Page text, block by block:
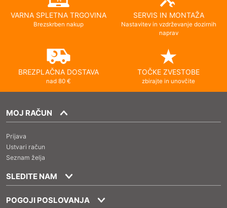
VARNA SPLETNA TRGOVINA
Brezskrben nakup
SERVIS IN MONTAŽA
Nastavitev in vzdrževanje dozirnih
naprav
BREZPLAČNA DOSTAVA
nad 80 €
TOČKE ZVESTOBE
zbirajte in unovčite
MOJ RAČUN
Prijava
Ustvari račun
Seznam želja
SLEDITE NAM
POGOJI POSLOVANJA